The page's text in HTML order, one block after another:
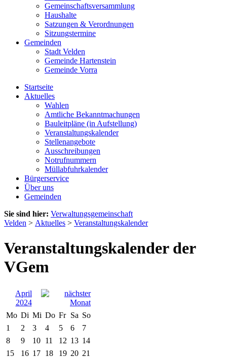
Gemeinschaftsversammlung
Haushalte
Satzungen & Verordnungen
Sitzungstermine
Gemeinden
Stadt Velden
Gemeinde Hartenstein
Gemeinde Vorra
Startseite
Aktuelles
Wahlen
Amtliche Bekanntmachungen
Bauleitpläne (in Aufstellung)
Veranstaltungskalender
Stellenangebote
Ausschreibungen
Notrufnummern
Müllabfuhrkalender
Bürgerservice
Über uns
Gemeinden
Sie sind hier: Verwaltungsgemeinschaft
Velden > Aktuelles > Veranstaltungskalender
Veranstaltungskalender der
VGem
April
2024
Mo Di Mi Do Fr Sa So
1
2 3 4 5 6
7
8
9 10 11 12 13 14
15
16 17 18 19 20 21